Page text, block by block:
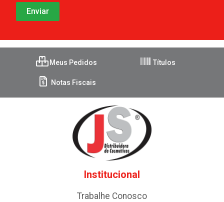
Meus Pedidos Títulos
Notas Fiscais
Institucional
Trabalhe Conosco